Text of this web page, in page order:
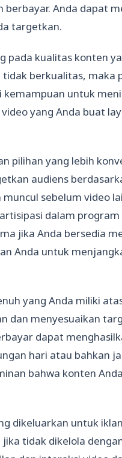
Anda dapat
targetkan.
kualitas konten
berkualitas, maka
kemampuan untuk
yang Anda buat
pilihan yang lebih
audiens
sebelum video
dalam program
jika Anda bersedia
Anda untuk
yang Anda miliki
dan menyesuaikan
dapat
hari atau bahkan
bahwa konten
dikeluarkan untuk
tidak dikelola